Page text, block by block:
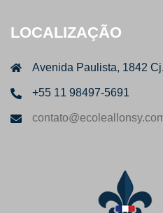
LOCALIZAÇÃO
Avenida Paulista, 1842
+55 11 98497-5691